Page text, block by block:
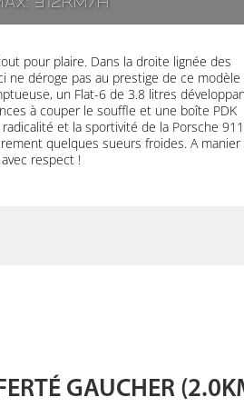
312km/h
pour plaire. Dans la droite lignée des
ne déroge pas au prestige de ce modèle
un Flat-6 de 3.8 litres
à couper le souffle et une boîte PDK
et la sportivité de la Porsche 911
quelques sueurs froides. A manier
avec respect !
GAUCHER